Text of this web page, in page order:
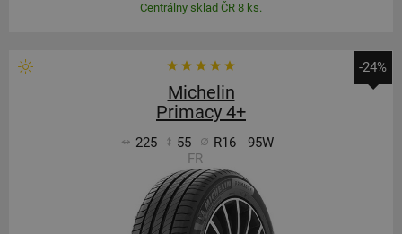
Centrálny sklad ČR 8 ks.
-24%
Michelin
Primacy 4+
225 55 R16
95W
FR